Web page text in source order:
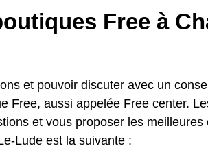
Free à
et pouvoir discuter avec un
Free, aussi appelée Free center.
et vous proposer les meilleures
Lude est la suivante :